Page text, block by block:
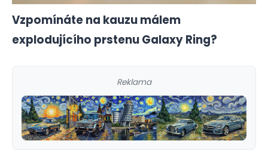
Vzpomínáte na kauzu málem
explodujícího prstenu Galaxy Ring?
Reklama